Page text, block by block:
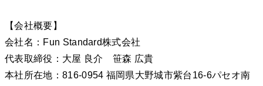
【会社概要】
会社名：Fun Standard株式会社
代表取締役：大屋 良介 笹森 広貴
本社所在地：816-0954 福岡県大野城市紫台16-6パセオ南